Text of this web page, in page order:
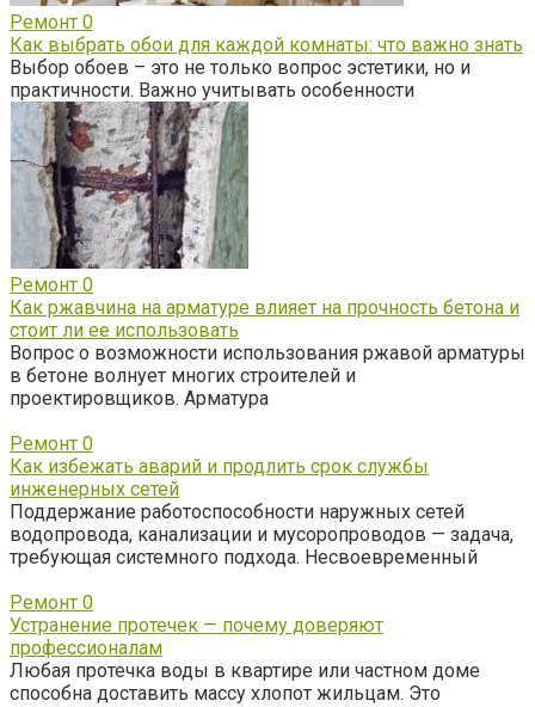
Ремонт 0
Как выбрать обои для каждой комнаты: что важно знать
Выбор обоев – это не только вопрос эстетики, но и
практичности. Важно учитывать особенности
Ремонт 0
Как ржавчина на арматуре влияет на прочность бетона и
стоит ли ее использовать
Вопрос о возможности использования ржавой арматуры
в бетоне волнует многих строителей и
проектировщиков. Арматура
Ремонт 0
Как избежать аварий и продлить срок службы
инженерных сетей
Поддержание работоспособности наружных сетей
водопровода, канализации и мусоропроводов — задача,
требующая системного подхода. Несвоевременный
Ремонт 0
Устранение протечек — почему доверяют
профессионалам
Любая протечка воды в квартире или частном доме
способна доставить массу хлопот жильцам. Это